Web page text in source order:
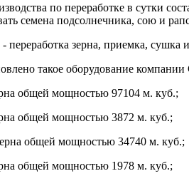
по переработке в сутки
семена подсолнечника, сою и
- переработка зерна, приемка, сушка
такое оборудование компании
общей мощностью 97104 м. куб.;
общей мощностью 3872 м. куб.;
общей мощностью 34740 м. куб.;
общей мощностью 1978 м. куб.;